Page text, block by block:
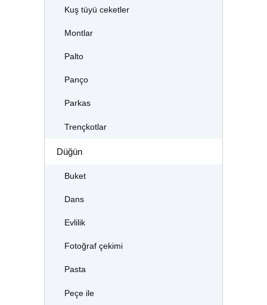
Kuş tüyü ceketler
Montlar
Palto
Panço
Parkas
Trençkotlar
Düğün
Buket
Dans
Evlilik
Fotoğraf çekimi
Pasta
Peçe ile